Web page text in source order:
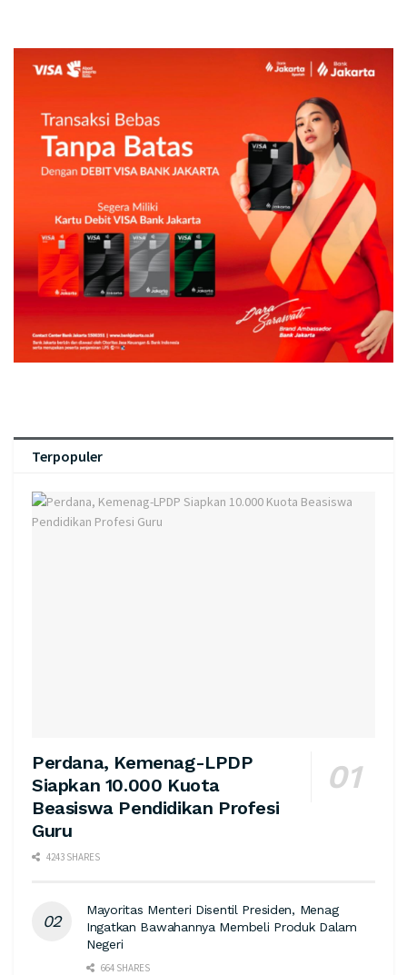
Terpopuler
Perdana, Kemenag-LPDP
Siapkan 10.000 Kuota
Beasiswa Pendidikan Profesi
Guru
4243 SHARES
Mayoritas Menteri Disentil Presiden, Menag
Ingatkan Bawahannya Membeli Produk Dalam
Negeri
664 SHARES